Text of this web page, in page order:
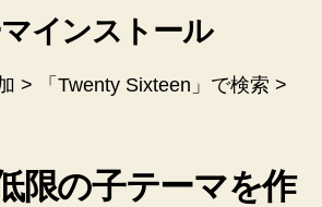
インストール
> 「Twenty Sixteen」で検索 >
限の子テーマを作